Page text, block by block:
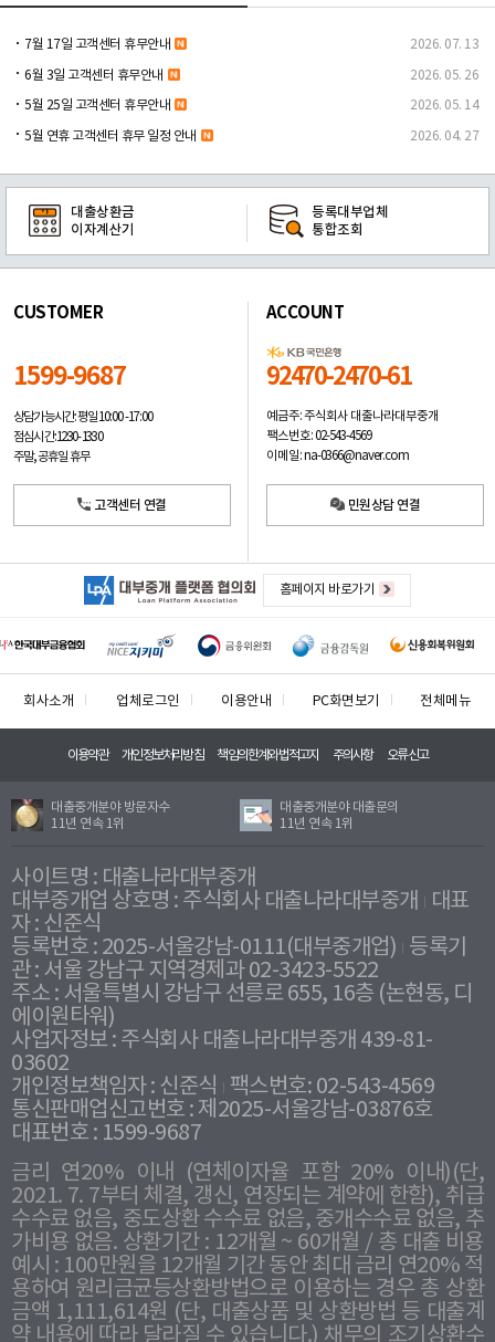
7월 17일 고객센터 휴무안내 2026. 07. 13
6월 3일 고객센터 휴무안내 2026. 05. 26
5월 25일 고객센터 휴무안내 2026. 05. 14
5월 연휴 고객센터 휴무 일정 안내 2026. 04. 27
대출상환금
이자계산기
등록대부업체
통합조회
CUSTOMER
1599-9687
상담가능시간: 평일10:00 -17:00
점심시간: 12:30 - 13:30
주말, 공휴일 휴무
고객센터 연결
ACCOUNT
92470-2470-61
예금주: 주식회사 대출나라대부중개
팩스번호: 02-543-4569
이메일: na-0366@naver.com
민원상담 연결
홈페이지 바로가기
회사소개 업체로그인 이용안내 PC화면보기 전체메뉴
이용약관 개인정보처리방침 책임의한계와법적고지 주의사항 오류신고
대출중개분야 방문자수
11년 연속 1위
대출중개분야 대출문의
11년 연속 1위
사이트명 : 대출나라대부중개
대부중개업 상호명 : 주식회사 대출나라대부중개
대표
자 : 신준식
등록번호 : 2025-서울강남-0111(대부중개업) 등록기
관 : 서울 강남구 지역경제과 02-3423-5522
주소 : 서울특별시 강남구 선릉로 655, 16층 (논현동, 디
에이원타워)
사업자정보 : 주식회사 대출나라대부중개 439-81-
03602
개인정보책임자 : 신준식
팩스번호: 02-543-4569
통신판매업신고번호 : 제2025-서울강남-03876호
대표번호 : 1599-9687
금리 연20% 이내 (연체이자율 포함 20% 이내)(단,
2021. 7. 7부터 체결, 갱신, 연장되는 계약에 한함), 취급
수수료 없음, 중도상환 수수료 없음, 중개수수료 없음, 추
가비용 없음. 상환기간 : 12개월 ~ 60개월 / 총 대출 비용
예시 : 100만원을 12개월 기간 동안 최대 금리 연20% 적
용하여 원리금균등상환방법으로 이용하는 경우 총 상환
금액 1,111,614원 (단, 대출상품 및 상환방법 등 대출계
약 내용에 따라 달라질 수 있습니다.) 채무의 조기상환수